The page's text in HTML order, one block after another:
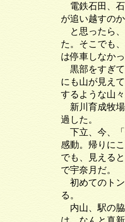
電鉄石田、石
が追い越すの
と思ったら、
た。そこでも
は停車しなか
黒部をすぎて
にも山が見え
するような山
新川育成牧場
過した。
下立、今、「
感動。帰りに
でも、見える
で宇奈月だ。
初めてのトン
る。
内山、駅の脇